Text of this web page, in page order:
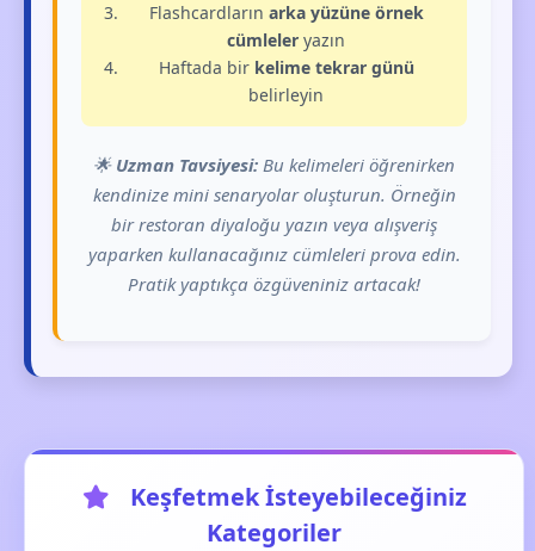
Flashcardların arka yüzüne örnek
cümleler yazın
Haftada bir kelime tekrar günü
belirleyin
🌟 Uzman Tavsiyesi: Bu kelimeleri öğrenirken
kendinize mini senaryolar oluşturun. Örneğin
bir restoran diyaloğu yazın veya alışveriş
yaparken kullanacağınız cümleleri prova edin.
Pratik yaptıkça özgüveniniz artacak!
Keşfetmek İsteyebileceğiniz
Kategoriler